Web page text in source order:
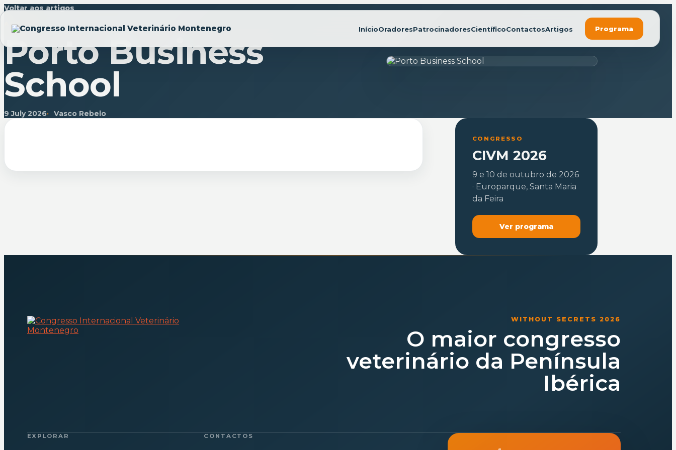
InícioOradoresPatrocinadoresCientíficoContactosArtigos Programa
Voltar aos artigos
ARTIGO
Porto Business
School
9 July 2026 Vasco Rebelo
CONGRESSO
CIVM 2026
9 e 10 de outubro de 2026
· Europarque, Santa Maria
da Feira
Ver programa
WITHOUT SECRETS 2026
O maior congresso
veterinário da Península
Ibérica
EXPLORAR CONTACTOS